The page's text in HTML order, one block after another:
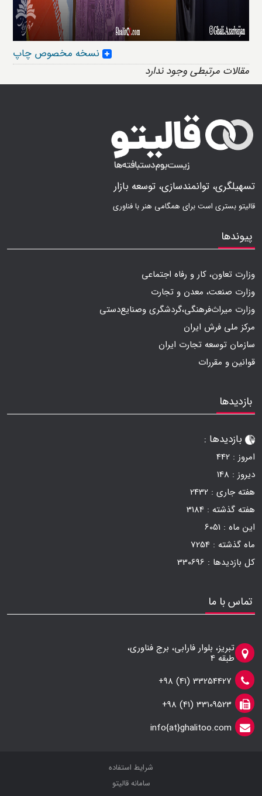
نسخه مخصوص چاپ
مقالات مرتبطی وجود ندارد
تسهیلگری، توانمندسازی، توسعه بازار
قالیتو بستری است برای همگامی هنر با فناوری
پیوندها
وزارت تعاون، کار و رفاه اجتماعی
وزارت صنعت، معدن و تجارت
وزارت میراث‌فرهنگی،گردشگری وصنایع‌دستی
مرکز ملی فرش ایران
سازمان توسعه تجارت ایران
قوانین و مقررات
بازدیدها
بازدیدها :
امروز : 442
دیروز : 148
هفته جاری : 2432
هفته گذشته : 3184
این ماه : 6051
ماه گذشته : 7254
کل بازدیدها : 330696
تماس با ما
تبریز، بلوار فارابی، برج فناوری،
طبقه 4
33254427 (41) 98+
33109523 (41) 98+
info{at}ghalitoo.com
شرایط استفاده
سامانه قالیتو